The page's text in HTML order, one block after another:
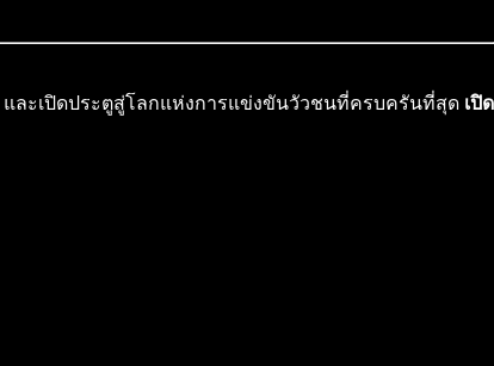
และเปิดประตูสู่โลกแห่งการแข่งขันวัวชนที่ครบครันที่สุด เปิด